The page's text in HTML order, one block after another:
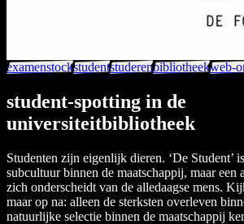
examenstockstudentstuderenbibliotheekweb-
student-spotting in de
universiteitbibliotheek
Studenten zijn eigenlijk dieren. ‘De Student’
subcultuur binnen de maatschappij, maar een
zich onderscheidt van de alledaagse mens.
maar op na: alleen de sterksten overleven
natuurlijke selectie binnen de maatschappij